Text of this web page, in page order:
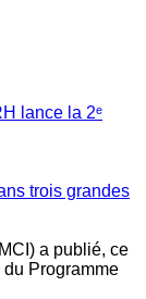
lance la 2ᵉ
trois grandes
a publié, ce
Programme